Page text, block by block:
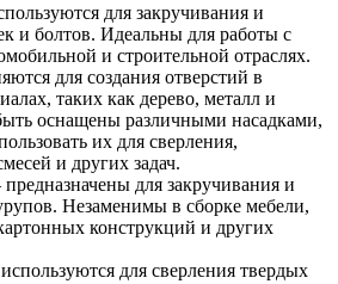
для закручивания и
и болтов. Идеальны для работы с
и строительной отраслях.
для создания отверстий в
таких как дерево, металл и
оснащены различными насадками,
их для сверления,
и других задач.
для закручивания и
Незаменимы в сборке мебели,
конструкций и других
для сверления твердых